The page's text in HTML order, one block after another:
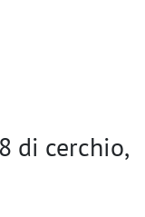
di cerchio,